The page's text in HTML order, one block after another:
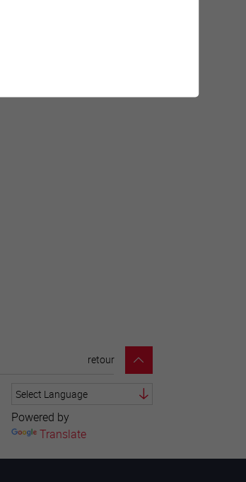
Powered by
Translate
retour